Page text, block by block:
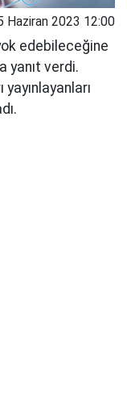
Haziran 2023 12:00
edebileceğine
yanıt verdi.